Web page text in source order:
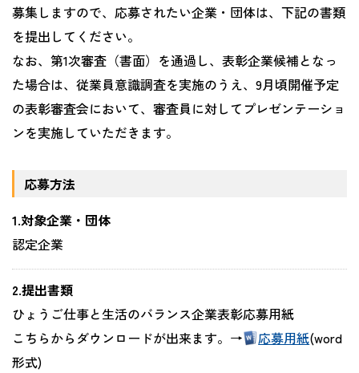
募集しますので、応募されたい企業・団体は、下記の書類
を提出してください。
なお、第1次審査（書面）を通過し、表彰企業候補となっ
た場合は、従業員意識調査を実施のうえ、9月頃開催予定
の表彰審査会において、審査員に対してプレゼンテーショ
ンを実施していただきます。
応募方法
1.対象企業・団体
認定企業
2.提出書類
ひょうご仕事と生活のバランス企業表彰応募用紙
こちらからダウンロードが出来ます。→
応募用紙(word
形式)